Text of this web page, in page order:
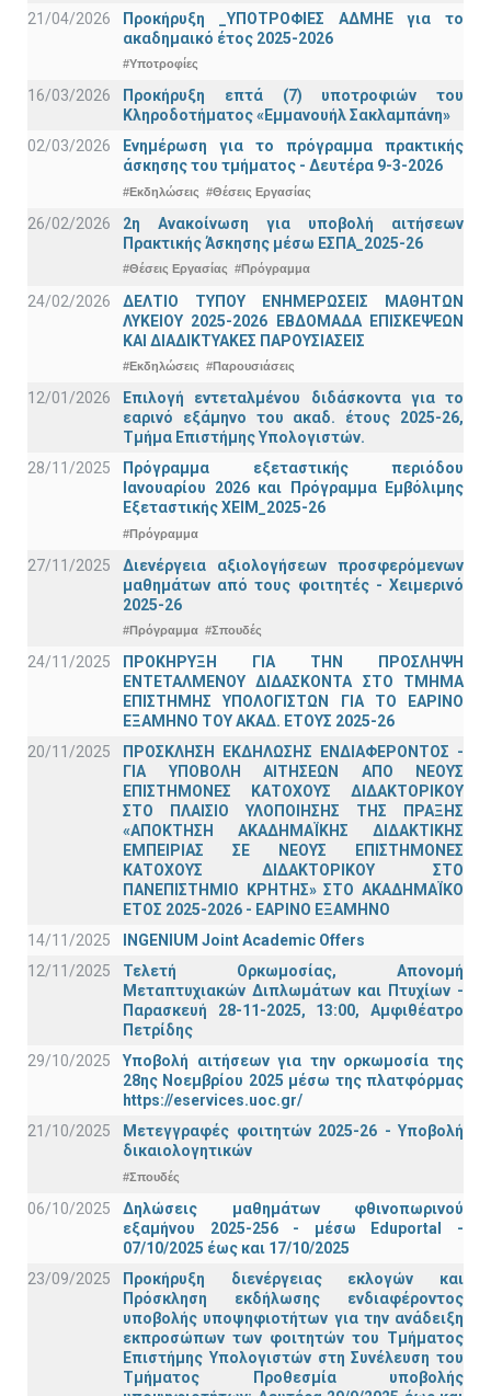
21/04/2026
Προκήρυξη _ΥΠΟΤΡΟΦΙΕΣ ΑΔΜΗΕ για το
ακαδημαικό έτος 2025-2026
#Υποτροφίες
16/03/2026
Προκήρυξη επτά (7) υποτροφιών του
Κληροδοτήματος «Εμμανουήλ Σακλαμπάνη»
02/03/2026
Ενημέρωση για το πρόγραμμα πρακτικής
άσκησης του τμήματος - Δευτέρα 9-3-2026
#Εκδηλώσεις #Θέσεις Εργασίας
26/02/2026
2η Ανακοίνωση για υποβολή αιτήσεων
Πρακτικής Άσκησης μέσω ΕΣΠΑ_2025-26
#Θέσεις Εργασίας #Πρόγραμμα
24/02/2026
ΔΕΛΤΙΟ ΤΥΠΟΥ ΕΝΗΜΕΡΩΣΕΙΣ ΜΑΘΗΤΩΝ
ΛΥΚΕΙΟΥ 2025-2026 ΕΒΔΟΜΑΔΑ ΕΠΙΣΚΕΨΕΩΝ
ΚΑΙ ΔΙΑΔΙΚΤΥΑΚΕΣ ΠΑΡΟΥΣΙΑΣΕΙΣ
#Εκδηλώσεις #Παρουσιάσεις
12/01/2026
Επιλογή εντεταλμένου διδάσκοντα για το
εαρινό εξάμηνο του ακαδ. έτους 2025-26,
Τμήμα Επιστήμης Υπολογιστών.
28/11/2025
Πρόγραμμα εξεταστικής περιόδου
Ιανουαρίου 2026 και Πρόγραμμα Εμβόλιμης
Εξεταστικής ΧΕΙΜ_2025-26
#Πρόγραμμα
27/11/2025
Διενέργεια αξιολογήσεων προσφερόμενων
μαθημάτων από τους φοιτητές - Χειμερινό
2025-26
#Πρόγραμμα #Σπουδές
24/11/2025
ΠΡΟΚΗΡΥΞΗ ΓΙΑ ΤΗΝ ΠΡΟΣΛΗΨΗ
ΕΝΤΕΤΑΛΜΕΝΟΥ ΔΙΔΑΣΚΟΝΤΑ ΣΤΟ ΤΜΗΜΑ
ΕΠΙΣΤΗΜΗΣ ΥΠΟΛΟΓΙΣΤΩΝ ΓΙΑ ΤΟ ΕΑΡΙΝΟ
ΕΞΑΜΗΝΟ ΤΟΥ ΑΚΑΔ. ΕΤΟΥΣ 2025-26
20/11/2025
ΠΡΟΣΚΛΗΣΗ ΕΚΔΗΛΩΣΗΣ ΕΝΔΙΑΦΕΡΟΝΤΟΣ -
ΓΙΑ ΥΠΟΒΟΛΗ ΑΙΤΗΣΕΩΝ ΑΠΟ ΝΕΟΥΣ
ΕΠΙΣΤΗΜΟΝΕΣ ΚΑΤΟΧΟΥΣ ΔΙΔΑΚΤΟΡΙΚΟΥ
ΣΤΟ ΠΛΑΙΣΙΟ ΥΛΟΠΟΙΗΣΗΣ ΤΗΣ ΠΡΑΞΗΣ
«ΑΠΟΚΤΗΣΗ ΑΚΑΔΗΜΑΪΚΗΣ ΔΙΔΑΚΤΙΚΗΣ
ΕΜΠΕΙΡΙΑΣ ΣΕ ΝΕΟΥΣ ΕΠΙΣΤΗΜΟΝΕΣ
ΚΑΤΟΧΟΥΣ ΔΙΔΑΚΤΟΡΙΚΟΥ ΣΤΟ
ΠΑΝΕΠΙΣΤΗΜΙΟ ΚΡΗΤΗΣ» ΣΤΟ ΑΚΑΔΗΜΑΪΚΟ
ΕΤΟΣ 2025-2026 - ΕΑΡΙΝΟ ΕΞΑΜΗΝΟ
14/11/2025
INGENIUM Joint Academic Offers
12/11/2025
Τελετή Ορκωμοσίας, Απονομή
Μεταπτυχιακών Διπλωμάτων και Πτυχίων -
Παρασκευή 28-11-2025, 13:00, Αμφιθέατρο
Πετρίδης
29/10/2025
Υποβολή αιτήσεων για την ορκωμοσία της
28ης Νοεμβρίου 2025 μέσω της πλατφόρμας
https://eservices.uoc.gr/
21/10/2025
Μετεγγραφές φοιτητών 2025-26 - Υποβολή
δικαιολογητικών
#Σπουδές
06/10/2025
Δηλώσεις μαθημάτων φθινοπωρινού
εξαμήνου 2025-256 - μέσω Εduportal -
07/10/2025 έως και 17/10/2025
23/09/2025
Προκήρυξη διενέργειας εκλογών και
Πρόσκληση εκδήλωσης ενδιαφέροντος
υποβολής υποψηφιοτήτων για την ανάδειξη
εκπροσώπων των φοιτητών του Τμήματος
Επιστήμης Υπολογιστών στη Συνέλευση του
Τμήματος Προθεσμία υποβολής